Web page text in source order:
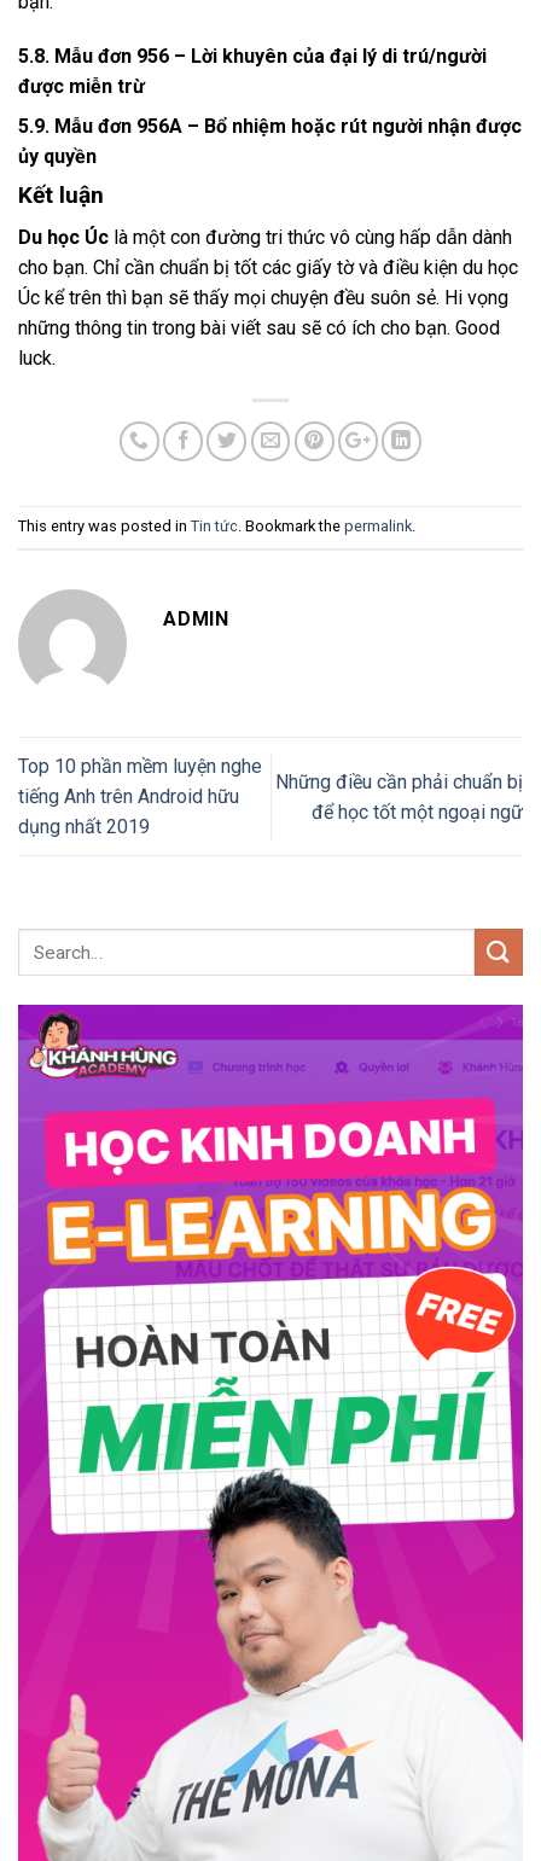
5.8. Mẫu đơn 956 – Lời khuyên của đại lý di trú/người
được miễn trừ
5.9. Mẫu đơn 956A – Bổ nhiệm hoặc rút người nhận được
ủy quyền
Kết luận
Du học Úc là một con đường tri thức vô cùng hấp dẫn dành
cho bạn. Chỉ cần chuẩn bị tốt các giấy tờ và điều kiện du học
Úc kể trên thì bạn sẽ thấy mọi chuyện đều suôn sẻ. Hi vọng
những thông tin trong bài viết sau sẽ có ích cho bạn. Good
luck.
This entry was posted in Tin tức. Bookmark the permalink.
ADMIN
Top 10 phần mềm luyện nghe
tiếng Anh trên Android hữu
dụng nhất 2019
Những điều cần phải chuẩn bị
để học tốt một ngoại ngữ